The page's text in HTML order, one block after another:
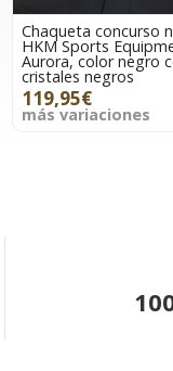
Chaqueta concurso
HKM Sports
Aurora, color negro
cristales negros
119,95€
más variaciones